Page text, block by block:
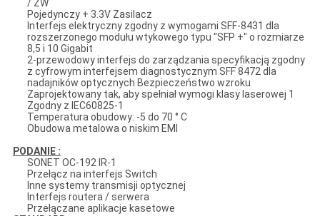
/ ZW
Pojedynczy + 3.3V Zasilacz
Interfejs elektryczny zgodny z wymogami SFF-8431 dla
rozszerzonego modułu wtykowego typu "SFP +" o rozmiarze
8,5 i 10 Gigabit
2-przewodowy interfejs do zarządzania specyfikacją zgodny
z cyfrowym interfejsem diagnostycznym SFF 8472 dla
nadajników optycznych Bezpieczeństwo wzroku
Zaprojektowany tak, aby spełniał wymogi klasy laserowej 1
Zgodny z IEC60825-1
Temperatura obudowy: -5 do 70 ° C
Obudowa metalowa o niskim EMI
PODANIE :
SONET OC-192 IR-1
Przełącz na interfejs Switch
Inne systemy transmisji optycznej
Interfejs routera / serwera
Przełączane aplikacje kasetowe